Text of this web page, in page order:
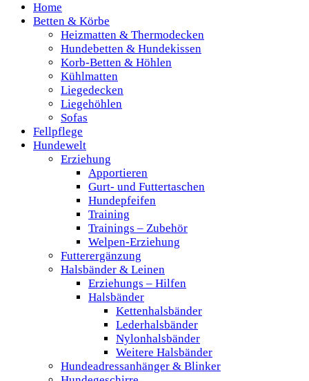
Home
Betten & Körbe
Heizmatten & Thermodecken
Hundebetten & Hundekissen
Korb-Betten & Höhlen
Kühlmatten
Liegedecken
Liegehöhlen
Sofas
Fellpflege
Hundewelt
Erziehung
Apportieren
Gurt- und Futtertaschen
Hundepfeifen
Training
Trainings – Zubehör
Welpen-Erziehung
Futterergänzung
Halsbänder & Leinen
Erziehungs – Hilfen
Halsbänder
Kettenhalsbänder
Lederhalsbänder
Nylonhalsbänder
Weitere Halsbänder
Hundeadressanhänger & Blinker